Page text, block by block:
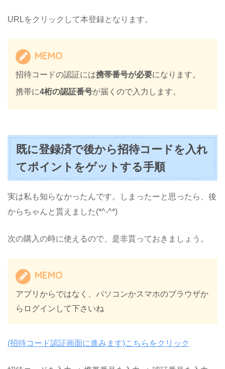
URLをクリックして本登録となります。
MEMO
招待コードの認証には携帯番号が必要になります。
携帯に4桁の認証番号が届くので入力します。
既に登録済で後から招待コードを入れ
てポイントをゲットする手順
実は私も知らなかったんです。しまったーと思ったら、後
からちゃんと貰えました(*^-^*)
次の購入の時に使えるので、是非貰っておきましょう。
MEMO
アプリからではなく、パソコンかスマホのブラウザか
らログインして下さいね
(招待コード認証画面に進みます)こちらをクリック